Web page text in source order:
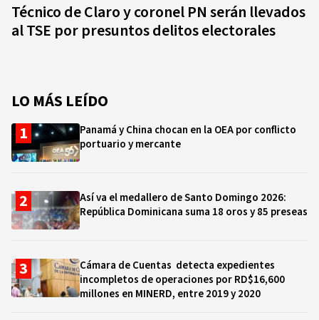
Técnico de Claro y coronel PN serán llevados
al TSE por presuntos delitos electorales
LO MÁS LEÍDO
Panamá y China chocan en la OEA por conflicto
portuario y mercante
Así va el medallero de Santo Domingo 2026:
República Dominicana suma 18 oros y 85 preseas
Cámara de Cuentas detecta expedientes
incompletos de operaciones por RD$16,600
millones en MINERD, entre 2019 y 2020